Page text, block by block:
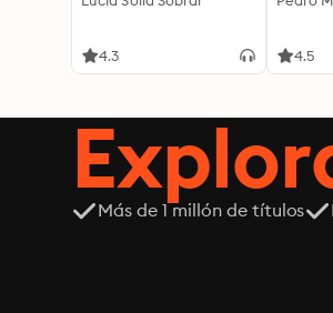
4.3 4.5
Más de 1 millón de títulos